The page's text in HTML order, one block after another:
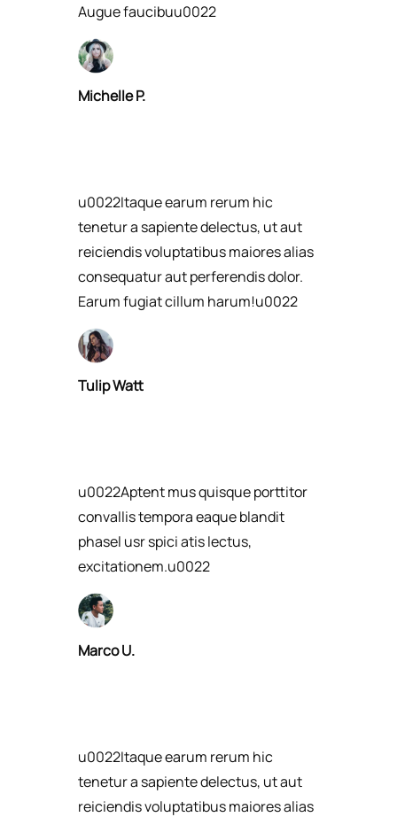
Augue faucibuu0022​
Michelle P.​
u0022Itaque earum rerum hic
tenetur a sapiente delectus, ut aut
reiciendis voluptatibus maiores alias
consequatur aut perferendis dolor.
Earum fugiat cillum harum!u0022​
Tulip Watt​
u0022Aptent mus quisque porttitor
convallis tempora eaque blandit
phasel usr spici atis lectus,
excitationem.u0022​
Marco U.​
u0022Itaque earum rerum hic
tenetur a sapiente delectus, ut aut
reiciendis voluptatibus maiores alias